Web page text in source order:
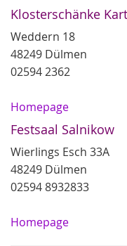
Klosterschänke
Weddern 18
48249 Dülmen
02594 2362
Homepage
Festsaal Salnikow
Wierlings Esch 33A
48249 Dülmen
02594 8932833
Homepage